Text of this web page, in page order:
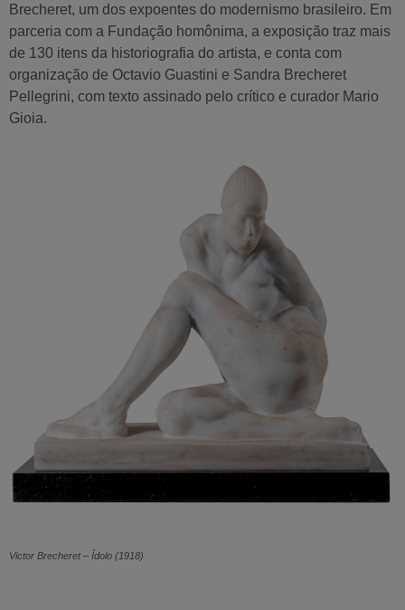
Brecheret, um dos expoentes do modernismo brasileiro. Em
parceria com a Fundação homônima, a exposição traz mais
de 130 itens da historiografia do artista, e conta com
organização de Octavio Guastini e Sandra Brecheret
Pellegrini, com texto assinado pelo crítico e curador Mario
Gioia.
Victor Brecheret – Ídolo (1918)